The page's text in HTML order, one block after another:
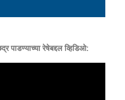
पाडण्याच्या रेषेबद्दल व्हिडिओ: